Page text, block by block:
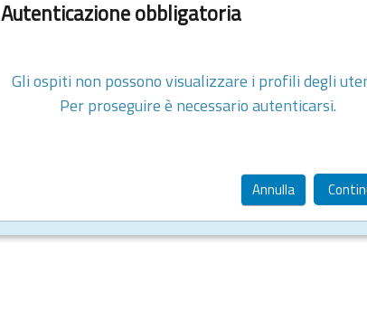
Autenticazione obbligatoria
Gli ospiti non possono visualizzare i profili degli
Per proseguire è necessario autenticarsi.
Annulla